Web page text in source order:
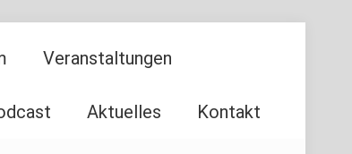
Veranstaltungen
Aktuelles Kontakt